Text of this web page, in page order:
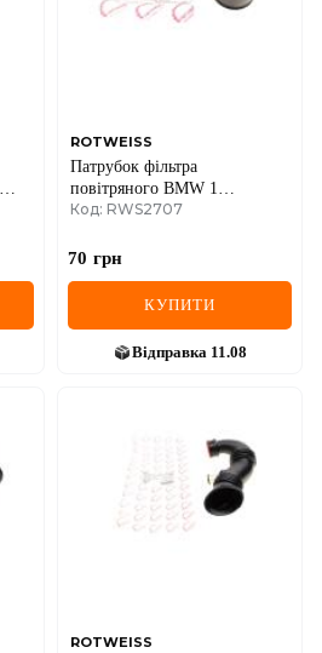
ROTWEISS
Патрубок фільтра
повітряного BMW 1
(F20/F21) 11- N13
Код: RWS2707
70 грн
КУПИТИ
Відправка 11.08
ROTWEISS